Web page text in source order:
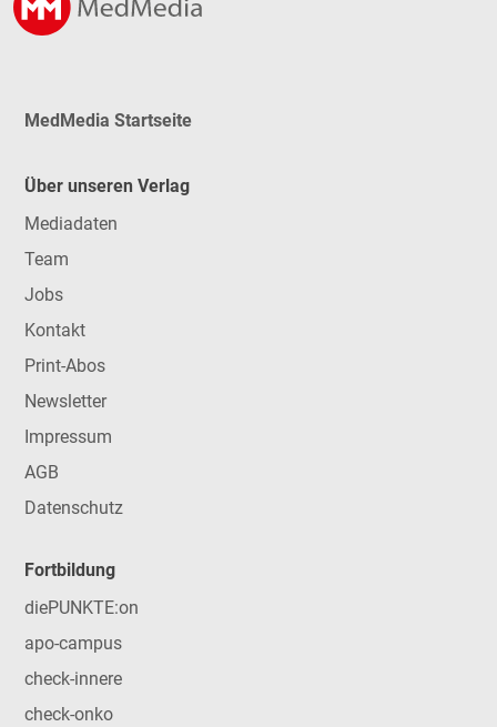
MedMedia Startseite
Über unseren Verlag
Mediadaten
Team
Jobs
Kontakt
Print-Abos
Newsletter
Impressum
AGB
Datenschutz
Fortbildung
diePUNKTE:on
apo-campus
check-innere
check-onko